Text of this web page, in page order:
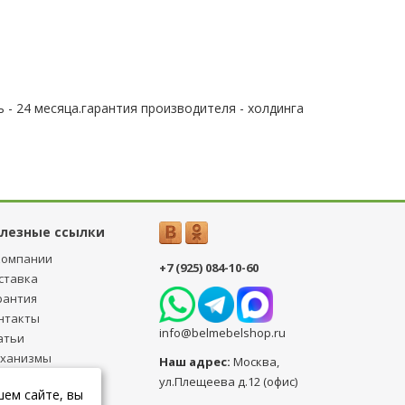
24 месяца.гарантия производителя - холдинга
ссылки
оферта
+7 (925) 084-10-60
info@belmebelshop.ru
Наш адрес: Москва,
ул.Плещеева д.12 (офис)
сайте, вы